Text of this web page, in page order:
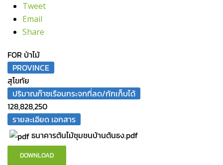
Tweet
Email
Share
FOR ป่าไม้
PROVINCE
สุโขทัย
ปริมาณก๊าซเรือนกระจกที่ลด/กักเก็บได้
128,828,250
รายละเอียด เอกสาร
ธนาคารต้นไม้ชุมชนบ้านต้นธง.pdf
DOWNLOAD